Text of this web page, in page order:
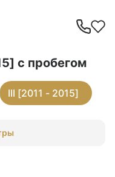
с пробегом
III [2011 - 2015]